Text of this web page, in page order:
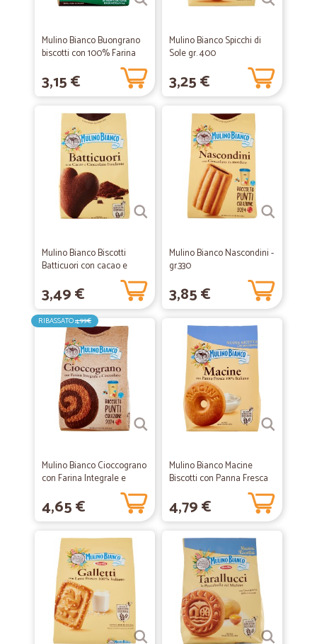
Mulino Bianco Buongrano
biscotti con 100% Farina
3,15 €
Mulino Bianco Spicchi di
Sole gr. 400
3,25 €
Mulino Bianco Biscotti
Batticuori con cacao e
3,49 €
Mulino Bianco Nascondini -
gr.330
3,85 €
RIBASSATO4,99€
Mulino Bianco Cioccograno
con Farina Integrale e
4,65 €
Mulino Bianco Macine
Biscotti con Panna Fresca
4,79 €